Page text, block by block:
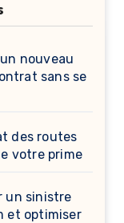
nouveau
sans se
des routes
votre prime
un sinistre
et optimiser